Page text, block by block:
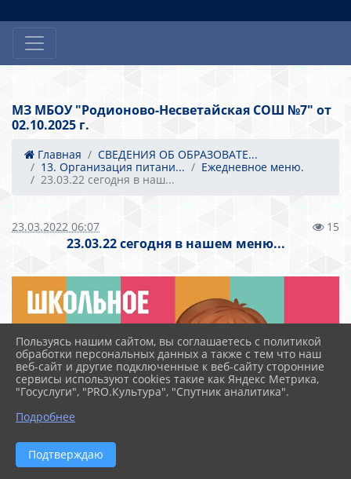
МЗ МБОУ "Родионово-Несветайская СОШ №7" от
02.10.2025 г.
Главная
СВЕДЕНИЯ ОБ ОБРАЗОВАТЕ...
13. Организация питани...
Ежедневное меню.
23.03.22 сегодня в наш...
23.03.2022 06:07 15
23.03.22 сегодня в нашем меню...
Пользуясь нашим сайтом, вы соглашаетесь с политикой
обработки персональных данных а также с тем что наш
веб-сайт и другие подключенные к веб-сайту сторонние
сервисы используют cookies такие как Яндекс Метрика,
"Госуслуги", "PRO.Культура", "Спутник аналитика".
Подробнее
Подтверждаю